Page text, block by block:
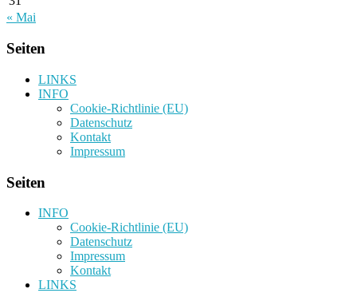
« Mai
Seiten
LINKS
INFO
Cookie-Richtlinie (EU)
Datenschutz
Kontakt
Impressum
Seiten
INFO
Cookie-Richtlinie (EU)
Datenschutz
Impressum
Kontakt
LINKS